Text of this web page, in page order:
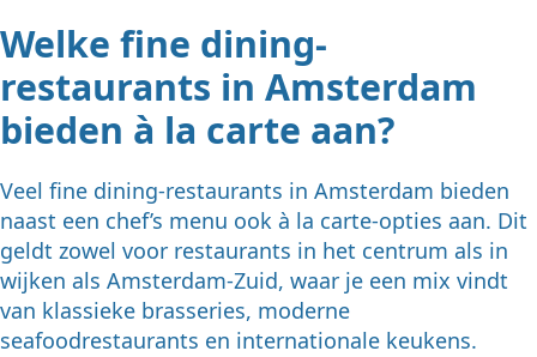
Welke fine dining-
restaurants in Amsterdam
bieden à la carte aan?
Veel fine dining-restaurants in Amsterdam bieden
naast een chef’s menu ook à la carte-opties aan. Dit
geldt zowel voor restaurants in het centrum als in
wijken als Amsterdam-Zuid, waar je een mix vindt
van klassieke brasseries, moderne
seafoodrestaurants en internationale keukens.